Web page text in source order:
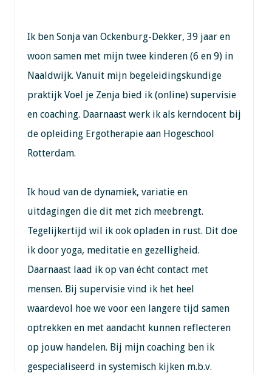
Ik ben Sonja van Ockenburg-Dekker, 39 jaar en
woon samen met mijn twee kinderen (6 en 9) in
Naaldwijk. Vanuit mijn begeleidingskundige
praktijk Voel je Zenja bied ik (online) supervisie
en coaching. Daarnaast werk ik als kerndocent bij
de opleiding Ergotherapie aan Hogeschool
Rotterdam.
Ik houd van de dynamiek, variatie en
uitdagingen die dit met zich meebrengt.
Tegelijkertijd wil ik ook opladen in rust. Dit doe
ik door yoga, meditatie en gezelligheid.
Daarnaast laad ik op van écht contact met
mensen. Bij supervisie vind ik het heel
waardevol hoe we voor een langere tijd samen
optrekken en met aandacht kunnen reflecteren
op jouw handelen. Bij mijn coaching ben ik
gespecialiseerd in systemisch kijken m.b.v.